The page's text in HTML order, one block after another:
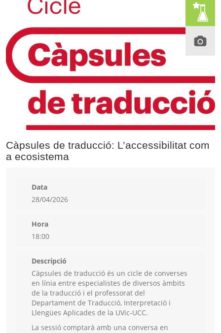
Càpsules de traducció: L’accessibilitat com
a ecosistema
Data
28/04/2026
Hora
18:00
Descripció
Càpsules de traducció és un cicle de converses
en línia entre especialistes de diversos àmbits
de la traducció i el professorat del
Departament de Traducció, Interpretació i
Llengües Aplicades de la UVic-UCC.
La sessió comptarà amb una conversa en